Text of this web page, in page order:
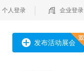
个人登录 企业登录
发布活动展会